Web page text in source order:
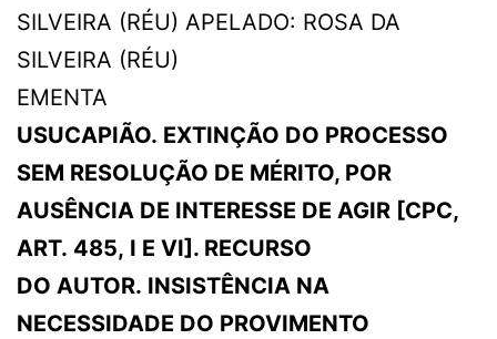
SILVEIRA (RÉU) APELADO: ROSA DA
SILVEIRA (RÉU)
EMENTA
USUCAPIÃO. EXTINÇÃO DO PROCESSO
SEM RESOLUÇÃO DE MÉRITO, POR
AUSÊNCIA DE INTERESSE DE AGIR [CPC,
ART. 485, I E VI]. RECURSO
DO AUTOR. INSISTÊNCIA NA
NECESSIDADE DO PROVIMENTO